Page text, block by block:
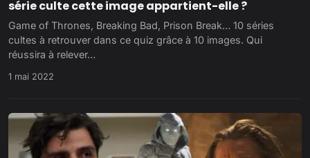
série culte cette image appartient-elle ?
Game of Thrones, Breaking Bad, Prison Break… 10 séries
cultes à retrouver dans ce quiz grâce à 10 images. Qui
réussira à relever…
1 mai 2022